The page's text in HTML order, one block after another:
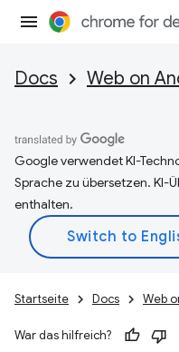
Docs Web on
Google verwendet KI-
Sprache zu übersetzen. KI-
enthalten.
Startseite Docs Web
War das hilfreich?